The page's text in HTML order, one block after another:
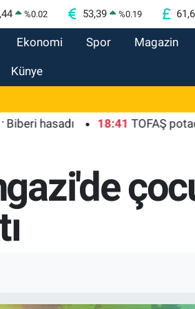
%0.02 53,39 %0.19
Ekonomi Spor Magazin
Künye
18:41 TOFAŞ potada